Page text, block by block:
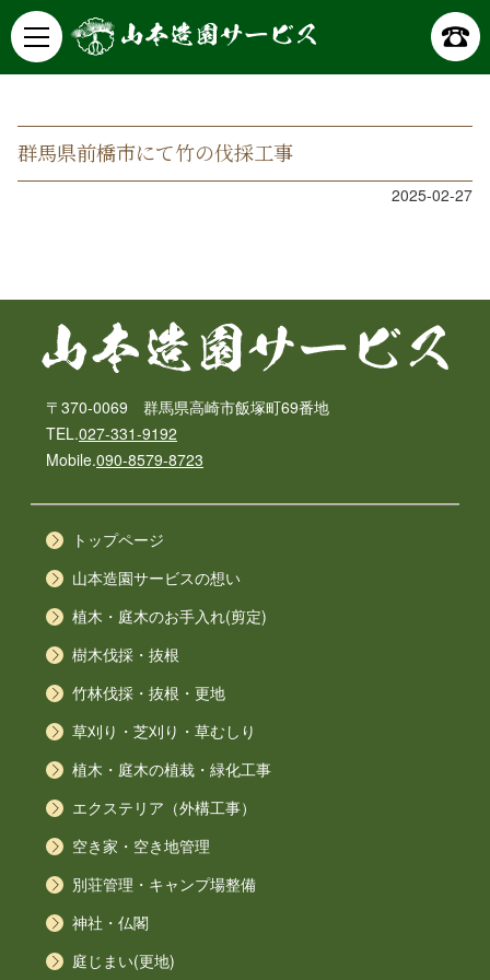
山本造園サービス 記事詳細
群馬県前橋市にて竹の伐採工事
2025-02-27
〒370-0069 群馬県高崎市飯塚町69番地
TEL.027-331-9192
Mobile.090-8579-8723
トップページ
山本造園サービスの想い
植木・庭木のお手入れ(剪定)
樹木伐採・抜根
竹林伐採・抜根・更地
草刈り・芝刈り・草むしり
植木・庭木の植栽・緑化工事
エクステリア（外構工事）
空き家・空き地管理
別荘管理・キャンプ場整備
神社・仏閣
庭じまい(更地)